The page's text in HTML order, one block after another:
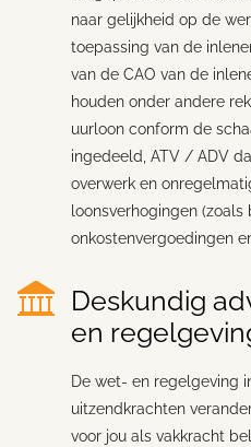
naar gelijkheid op de
toepassing van de
van de CAO van de
houden onder andere
uurloon conform de
ingedeeld, ATV / ADV
overwerk en
loonsverhogingen (zoals
onkostenvergoedingen
Deskundig
en
De wet- en regelgeving
uitzendkrachten
voor jou als vakkracht